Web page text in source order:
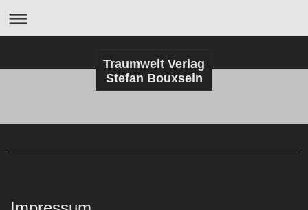
Traumwelt Verlag
Stefan Bouxsein